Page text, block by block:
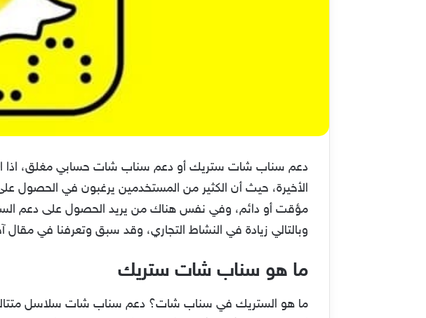
دعم سناب شات ستريك أو دعم سناب شات حسابي مغلق، اذا
الأخيرة، حيث أن الكثير من المستخدمين يرغبون في الحصول
وبالتالي زيادة في النشاط التجاري، وقد سبق وتعرفنا في
ما هو سناب شات ستريك